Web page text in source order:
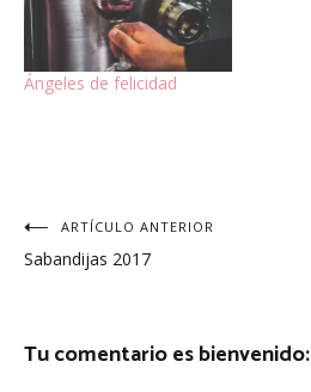
Ángeles de felicidad
Navegación
de
ARTÍCULO ANTERIOR
Sabandijas 2017
Tu comentario es bienvenido: